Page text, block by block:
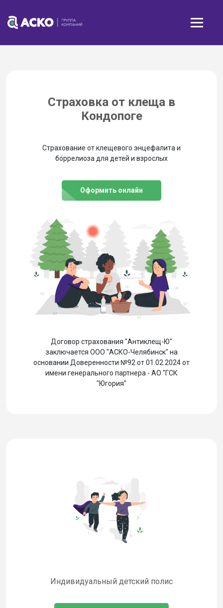
Страховка от клеща в
Кондопоге
Страхование от клещевого энцефалита и
боррелиоза для детей и взрослых
Оформить онлайн
Договор страхования "Антиклещ-Ю"
заключается ООО "АСКО-Челябинск" на
основании Доверенности №92 от 01.02.2024 от
имени генерального партнера - АО "ГСК
"Югория"
Индивидуальный детский полис